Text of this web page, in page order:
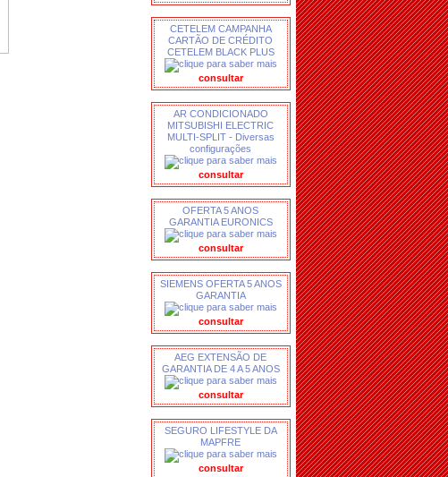
CETELEM CAMPANHA
CARTÃO DE CRÉDITO
CETELEM BLACK PLUS
consultar
AR CONDICIONADO
MITSUBISHI ELECTRIC
MULTI-SPLIT - Diversas
configurações
consultar
OFERTA 5 ANOS
GARANTIA EURONICS
consultar
SIEMENS OFERTA 5 ANOS
GARANTIA
consultar
AEG EXTENSÃO DE
GARANTIA DE 4 A 5 ANOS
consultar
SEGURO LIFESTYLE DA
MAPFRE
consultar